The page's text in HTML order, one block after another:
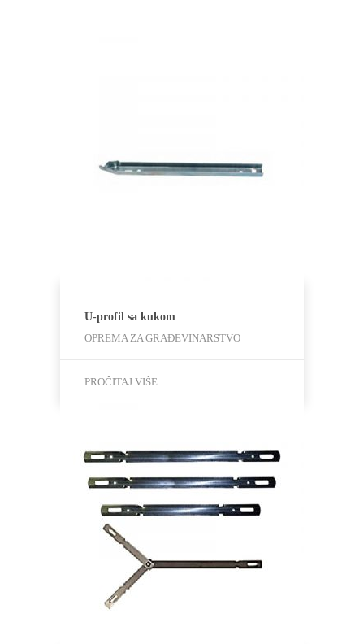
U-profil sa kukom
OPREMA ZA GRAĐEVINARSTVO
PROČITAJ VIŠE